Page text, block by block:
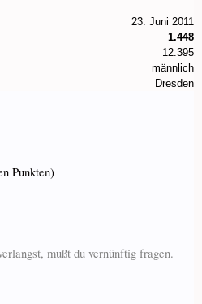
23. Juni 2011
1.448
12.395
männlich
Dresden
Punkten)
mußt du vernünftig fragen.